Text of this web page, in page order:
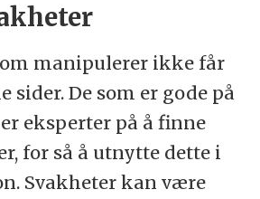
manipulerer ikke får
sider. De som er gode på
eksperter på å finne
for så å utnytte dette i
Svakheter kan være